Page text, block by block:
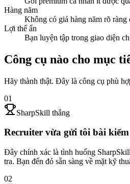
Hàng năm
Không có giá hàng năm rõ
Lợi thế ẩn
Bạn luyện tập trong giao diện
Công cụ nào cho mục
Hãy thành thật. Đây là công cụ phù
01
SharpSkill thắng
Recruiter vừa gửi tôi bài
Đây chính xác là tình huống
tra. Bạn đến đó sẵn sàng về mặt kỹ
02